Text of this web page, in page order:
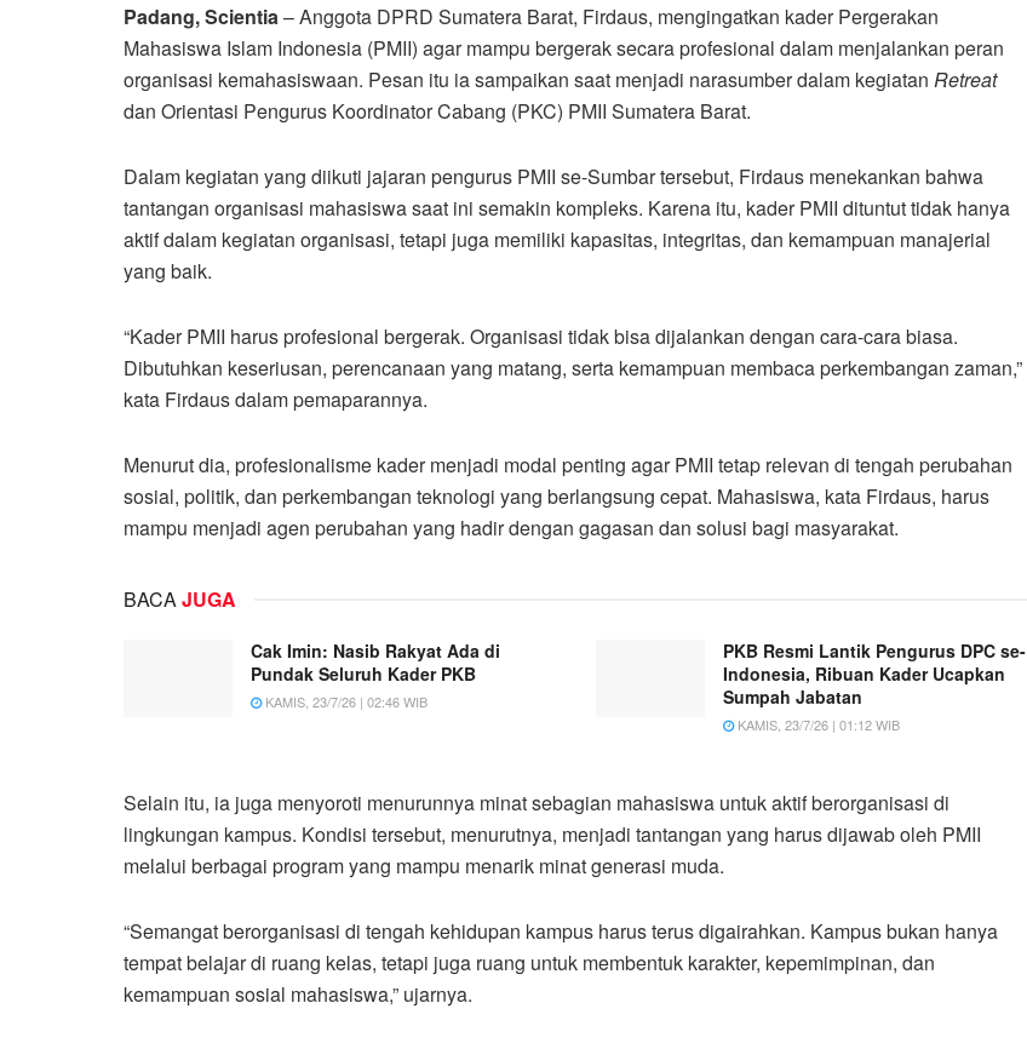
Padang, Scientia – Anggota DPRD Sumatera Barat, Firdaus, mengingatkan kader Pergerakan
Mahasiswa Islam Indonesia (PMII) agar mampu bergerak secara profesional dalam menjalankan peran
organisasi kemahasiswaan. Pesan itu ia sampaikan saat menjadi narasumber dalam kegiatan Retreat
dan Orientasi Pengurus Koordinator Cabang (PKC) PMII Sumatera Barat.
Dalam kegiatan yang diikuti jajaran pengurus PMII se-Sumbar tersebut, Firdaus menekankan bahwa
tantangan organisasi mahasiswa saat ini semakin kompleks. Karena itu, kader PMII dituntut tidak hanya
aktif dalam kegiatan organisasi, tetapi juga memiliki kapasitas, integritas, dan kemampuan manajerial
yang baik.
“Kader PMII harus profesional bergerak. Organisasi tidak bisa dijalankan dengan cara-cara biasa.
Dibutuhkan keseriusan, perencanaan yang matang, serta kemampuan membaca perkembangan zaman,”
kata Firdaus dalam pemaparannya.
Menurut dia, profesionalisme kader menjadi modal penting agar PMII tetap relevan di tengah perubahan
sosial, politik, dan perkembangan teknologi yang berlangsung cepat. Mahasiswa, kata Firdaus, harus
mampu menjadi agen perubahan yang hadir dengan gagasan dan solusi bagi masyarakat.
BACA JUGA
Cak Imin: Nasib Rakyat Ada di
Pundak Seluruh Kader PKB
KAMIS, 23/7/26 | 02:46 WIB
PKB Resmi Lantik Pengurus DPC se-
Indonesia, Ribuan Kader Ucapkan
Sumpah Jabatan
KAMIS, 23/7/26 | 01:12 WIB
Selain itu, ia juga menyoroti menurunnya minat sebagian mahasiswa untuk aktif berorganisasi di
lingkungan kampus. Kondisi tersebut, menurutnya, menjadi tantangan yang harus dijawab oleh PMII
melalui berbagai program yang mampu menarik minat generasi muda.
“Semangat berorganisasi di tengah kehidupan kampus harus terus digairahkan. Kampus bukan hanya
tempat belajar di ruang kelas, tetapi juga ruang untuk membentuk karakter, kepemimpinan, dan
kemampuan sosial mahasiswa,” ujarnya.